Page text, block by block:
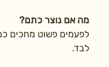
מה אם נוצר כתם?
לפעמים פשוט מחכים
לבד.